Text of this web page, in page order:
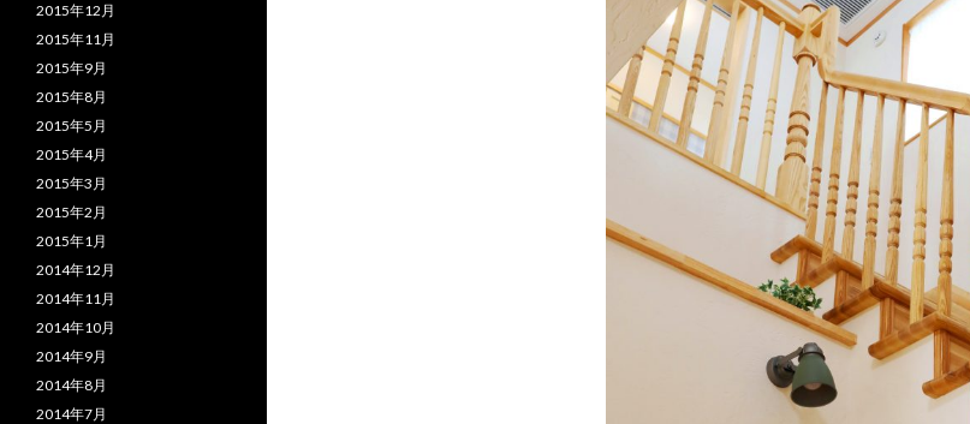
2015年12月
2015年11月
2015年9月
2015年8月
2015年5月
2015年4月
2015年3月
2015年2月
2015年1月
2014年12月
2014年11月
2014年10月
2014年9月
2014年8月
2014年7月